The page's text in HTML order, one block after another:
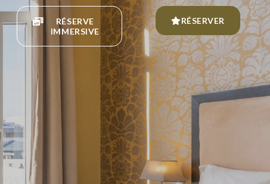
RÉSERVER
RÉSERVE
IMMERSIVE